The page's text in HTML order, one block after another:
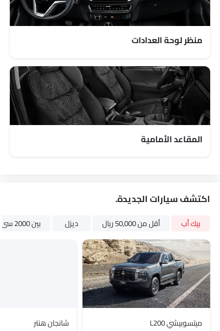
مسند ذراع للكونسول الوسطي
شاحن USB
أندرويد أوتو
منظر لوحة العدادات
المقاعد الأمامية
اكتشف سيارات الجديدة.
بيك أب أقل من 50,000 ريال ديزل بين 2000 سى سى و 3000 سى سى
ميتسوبيشي L200 شانجان هنتر